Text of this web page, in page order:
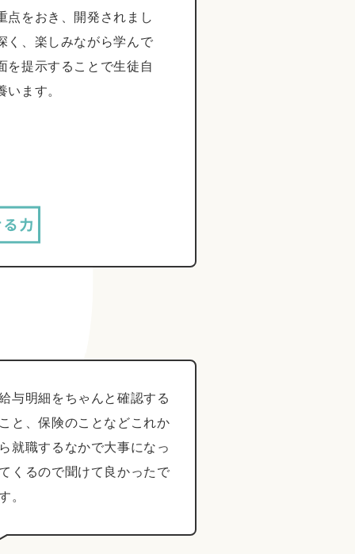
点をおき、開発されまし
く、楽しみながら学んで
を提示することで生徒自
ます。
与明細をちゃんと確認する
こと、保険のことなどこれか
ら就職するなかで大事になっ
てくるので聞けて良かったで
。